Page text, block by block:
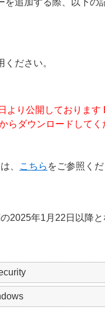
を追加する際、以下の
ださい。
より公開しておりま
らダウンロードしてく
、 こちら をご参照く
2025年1月22日以降